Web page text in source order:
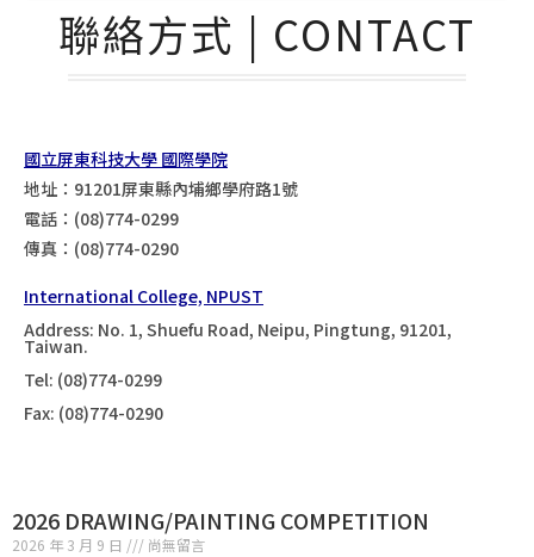
聯絡方式 | CONTACT
國立屏東科技大學 國際學院
地址：91201屏東縣內埔鄉學府路1號
電話：(08)774-0299
傳真：(08)774-0290
International College, NPUST
Address: No. 1, Shuefu Road, Neipu, Pingtung, 91201,
Taiwan.
Tel: (08)774-0299
Fax: (08)774-0290
2026 DRAWING/PAINTING COMPETITION
2026 年 3 月 9 日 尚無留言